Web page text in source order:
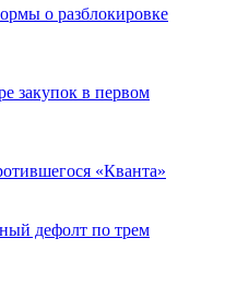
о разблокировке
закупок в первом
«Кванта»
дефолт по трем